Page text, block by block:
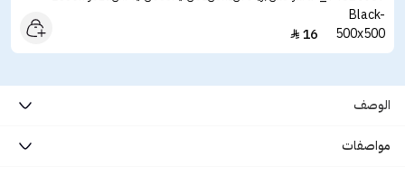
16

الوصف
مواصفات